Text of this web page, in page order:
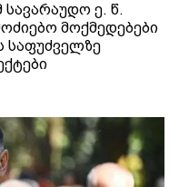
სავარაუდო ე. წ.
მოქმედებები
საფუძველზე